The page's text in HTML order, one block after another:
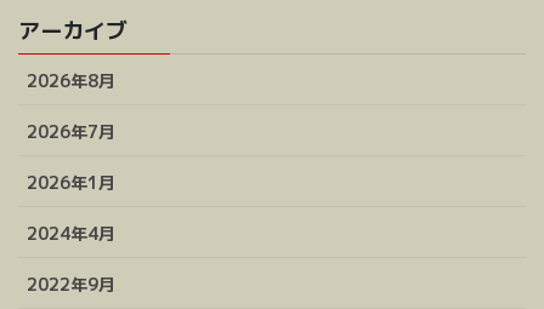
アーカイブ
2026年8月
2026年7月
2026年1月
2024年4月
2022年9月